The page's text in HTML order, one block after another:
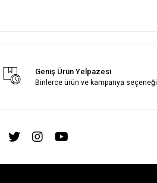
Geniş Ürün Yelpazesi
Binlerce ürün ve kampanya seçeneği